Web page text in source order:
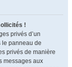
!
privés d’un
le panneau de
privés de manière
messages aux